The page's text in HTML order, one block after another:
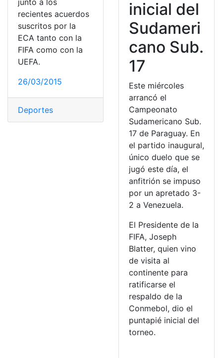
junto a los
recientes acuerdos
suscritos por la
ECA tanto con la
FIFA como con la
UEFA.
26/03/2015
Deportes
inicial del
Sudameri
cano Sub.
17
Este miércoles
arrancó el
Campeonato
Sudamericano Sub.
17 de Paraguay. En
el partido inaugural,
único duelo que se
jugó este día, el
anfitrión se impuso
por un apretado 3-
2 a Venezuela.
El Presidente de la
FIFA, Joseph
Blatter, quien vino
de visita al
continente para
ratificarse el
respaldo de la
Conmebol, dio el
puntapié inicial del
torneo.